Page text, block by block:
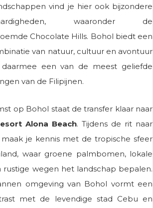
vind je hier ook bijzondere
waaronder de
Chocolate Hills. Bohol biedt een
van natuur, cultuur en avontuur
een van de meest geliefde
van de Filipijnen.
op Bohol staat de transfer klaar naar
Alona Beach. Tijdens de rit naar
je kennis met de tropische sfeer
waar groene palmbomen, lokale
rustige wegen het landschap bepalen.
omgeving van Bohol vormt een
met de levendige stad Cebu en